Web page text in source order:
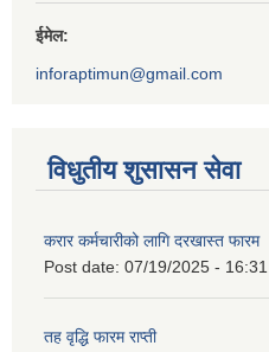
ईमेल:
inforaptimun@gmail.com
विधुतीय शुसासन सेवा
करार कर्मचारीको लागि दरखास्त फारम
Post date: 07/19/2025 - 16:31
तह वृद्धि फारम राप्ती